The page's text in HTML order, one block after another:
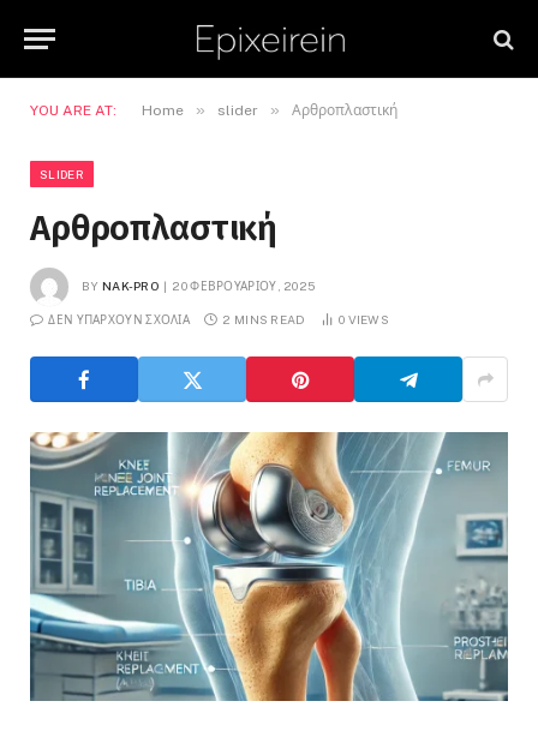
YOU ARE AT: Home » slider » Αρθροπλαστική
SLIDER
Αρθροπλαστική
BY NAK-PRO 20 ΦΕΒΡΟΥΑΡΊΟΥ, 2025
ΔΕΝ ΥΠΆΡΧΟΥΝ ΣΧΌΛΙΑ 2 MINS READ 0 VIEWS